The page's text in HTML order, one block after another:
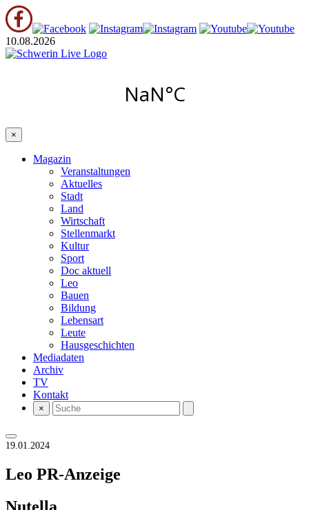
10.08.2026
×
Magazin
Veranstaltungen
Aktuelles
Stadt
Land
Wirtschaft
Stellenmarkt
Kultur
Sport
Doc aktuell
Leo
Bauen
Bildung
Lebensart
Leute
Hausgeschichten
Mediadaten
Archiv
TV
Kontakt
×
19.01.2024
Leo PR-Anzeige